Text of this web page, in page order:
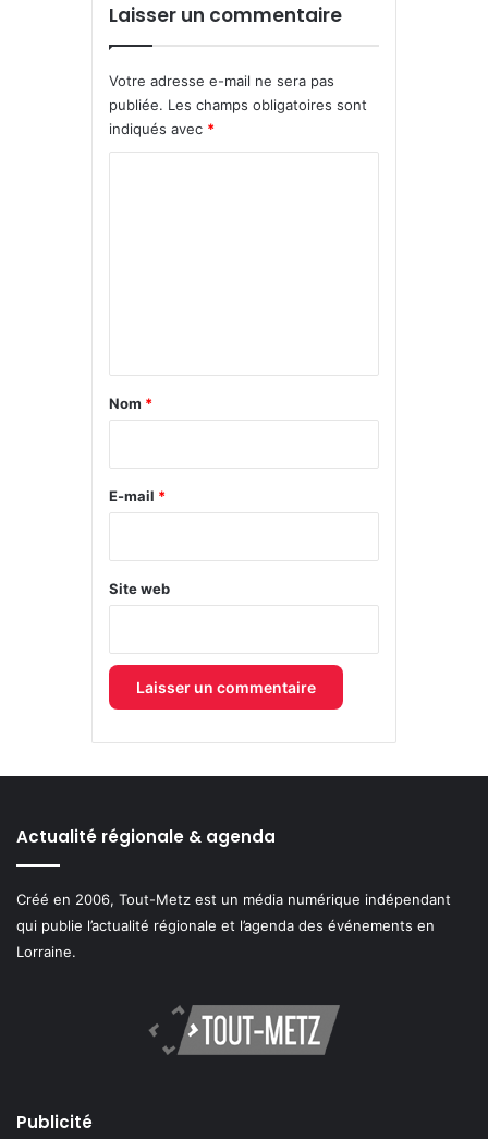
Laisser un commentaire
Votre adresse e-mail ne sera pas
publiée. Les champs obligatoires sont
indiqués avec *
a
e
Nom *
E-mail *
Site web
Actualité régionale & agenda
Créé en 2006, Tout-Metz est un média numérique indépendant
qui publie l’actualité régionale et l’agenda des événements en
Lorraine.
Publicité